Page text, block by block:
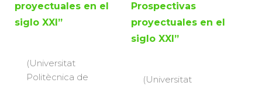
proyectuales en el
siglo XXI”
(Universitat
Politècnica de
Prospectivas
proyectuales en el
siglo XXI”
(Universitat